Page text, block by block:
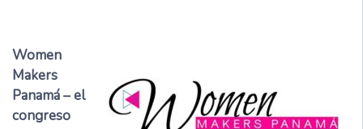
Women
Makers
Panamá – el
congreso